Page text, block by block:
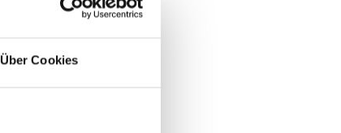
Über Cookies